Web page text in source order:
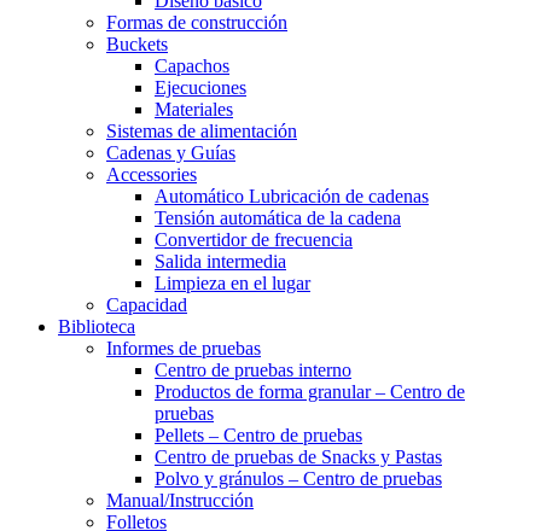
Formas de construcción
Buckets
Capachos
Ejecuciones
Materiales
Sistemas de alimentación
Cadenas y Guías
Accessories
Automático Lubricación de cadenas
Tensión automática de la cadena
Convertidor de frecuencia
Salida intermedia
Limpieza en el lugar
Capacidad
Biblioteca
Informes de pruebas
Centro de pruebas interno
Productos de forma granular – Centro de
pruebas
Pellets – Centro de pruebas
Centro de pruebas de Snacks y Pastas
Polvo y gránulos – Centro de pruebas
Manual/Instrucción
Folletos